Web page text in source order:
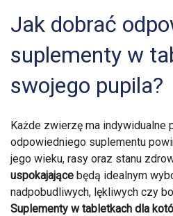
Jak dobrać
suplementy w
swojego pupila?
Każde zwierzę ma indywidualne
odpowiedniego suplementu
jego wieku, rasy oraz stanu
uspokajające będą idealnym
nadpobudliwych, lękliwych czy
Suplementy w tabletkach dla